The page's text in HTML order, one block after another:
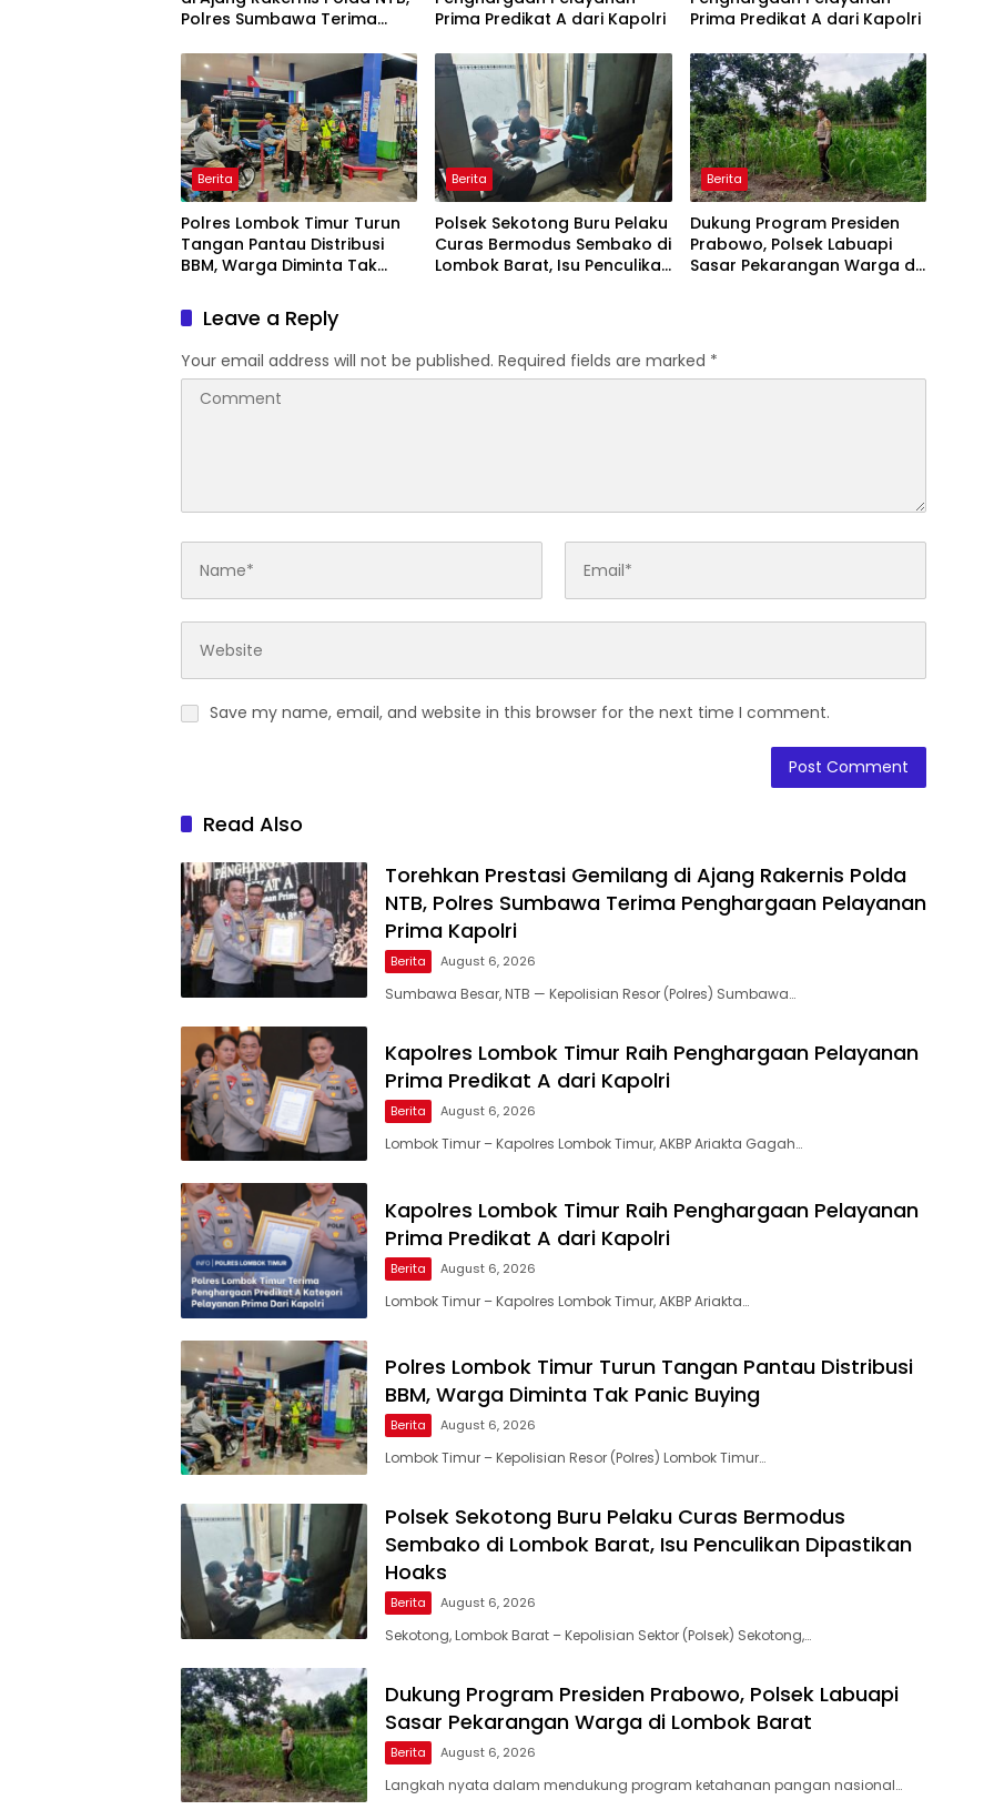
Polres Sumbawa Terima
Prima Kapolri
Prima Predikat A dari Kapolri
Prima Predikat A dari Kapolri
Berita
Polres Lombok Timur Turun
Tangan Pantau Distribusi
BBM, Warga Diminta Tak
Berita
Polsek Sekotong Buru Pelaku
Curas Bermodus Sembako di
Lombok Barat, Isu Penculikan
Berita
Dukung Program Presiden
Prabowo, Polsek Labuapi
Sasar Pekarangan Warga di
Leave a Reply
Your email address will not be published. Required fields are marked *
Save my name, email, and website in this browser for the next time I comment.
Read Also
Torehkan Prestasi Gemilang di Ajang Rakernis Polda
NTB, Polres Sumbawa Terima Penghargaan Pelayanan
Prima Kapolri
Berita August 6, 2026
Sumbawa Besar, NTB — Kepolisian Resor (Polres) Sumbawa…
Kapolres Lombok Timur Raih Penghargaan Pelayanan
Prima Predikat A dari Kapolri
Berita August 6, 2026
Lombok Timur – Kapolres Lombok Timur, AKBP Ariakta Gagah…
Kapolres Lombok Timur Raih Penghargaan Pelayanan
Prima Predikat A dari Kapolri
Berita August 6, 2026
Lombok Timur – Kapolres Lombok Timur, AKBP Ariakta…
Polres Lombok Timur Turun Tangan Pantau Distribusi
BBM, Warga Diminta Tak Panic Buying
Berita August 6, 2026
Lombok Timur – Kepolisian Resor (Polres) Lombok Timur…
Polsek Sekotong Buru Pelaku Curas Bermodus
Sembako di Lombok Barat, Isu Penculikan Dipastikan
Hoaks
Berita August 6, 2026
Sekotong, Lombok Barat – Kepolisian Sektor (Polsek) Sekotong,…
Dukung Program Presiden Prabowo, Polsek Labuapi
Sasar Pekarangan Warga di Lombok Barat
Berita August 6, 2026
Langkah nyata dalam mendukung program ketahanan pangan nasional…